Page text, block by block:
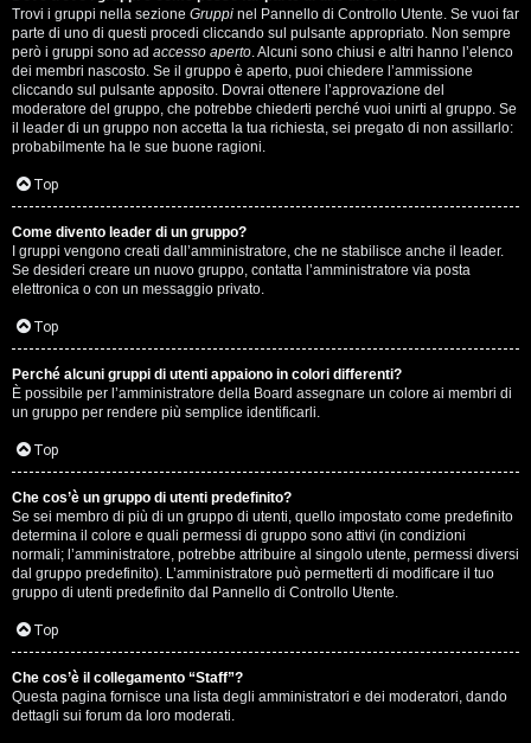
Trovi i gruppi nella sezione Gruppi nel Pannello di Controllo Utente. Se vuoi far
parte di uno di questi procedi cliccando sul pulsante appropriato. Non sempre
però i gruppi sono ad accesso aperto. Alcuni sono chiusi e altri hanno l’elenco
dei membri nascosto. Se il gruppo è aperto, puoi chiedere l’ammissione
cliccando sul pulsante apposito. Dovrai ottenere l’approvazione del
moderatore del gruppo, che potrebbe chiederti perché vuoi unirti al gruppo. Se
il leader di un gruppo non accetta la tua richiesta, sei pregato di non assillarlo:
probabilmente ha le sue buone ragioni.
Top
Come divento leader di un gruppo?
I gruppi vengono creati dall’amministratore, che ne stabilisce anche il leader.
Se desideri creare un nuovo gruppo, contatta l’amministratore via posta
elettronica o con un messaggio privato.
Top
Perché alcuni gruppi di utenti appaiono in colori differenti?
È possibile per l’amministratore della Board assegnare un colore ai membri di
un gruppo per rendere più semplice identificarli.
Top
Che cos’è un gruppo di utenti predefinito?
Se sei membro di più di un gruppo di utenti, quello impostato come predefinito
determina il colore e quali permessi di gruppo sono attivi (in condizioni
normali; l’amministratore, potrebbe attribuire al singolo utente, permessi diversi
dal gruppo predefinito). L’amministratore può permetterti di modificare il tuo
gruppo di utenti predefinito dal Pannello di Controllo Utente.
Top
Che cos’è il collegamento “Staff”?
Questa pagina fornisce una lista degli amministratori e dei moderatori, dando
dettagli sui forum da loro moderati.
l
i
.
.
.
D
i
t
u
t
t
o
u
n
p
ò